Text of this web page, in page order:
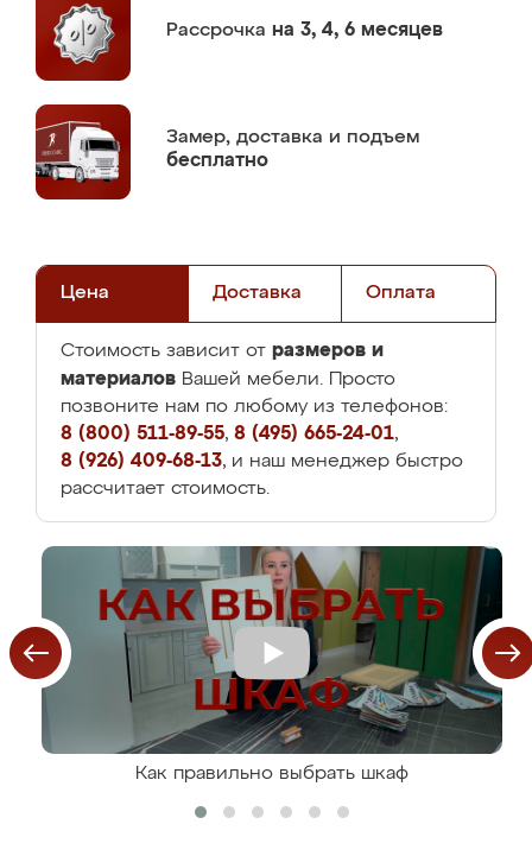
Рассрочка на 3, 4, 6 месяцев
Замер, доставка и подъем
бесплатно
Цена Доставка Оплата
Стоимость зависит от размеров и
материалов Вашей мебели. Просто
позвоните нам по любому из телефонов:
8 (800) 511-89-55, 8 (495) 665-24-01,
8 (926) 409-68-13, и наш менеджер быстро
рассчитает стоимость.
Как правильно выбрать шкаф